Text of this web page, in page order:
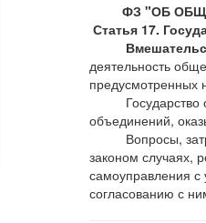
ФЗ "ОБ
Статья 17.
деятельность
Государство
объединений,
Вопросы,
законом случаях,
самоуправления
согласованию с